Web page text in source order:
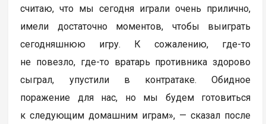
считаю, что мы сегодня играли очень прилично,
имели достаточно моментов, чтобы выиграть
сегодняшнюю игру. К сожалению, где-то
не повезло, где-то вратарь противника здорово
сыграл, упустили в контратаке. Обидное
поражение для нас, но мы будем готовиться
к следующим домашним играм», — сказал после